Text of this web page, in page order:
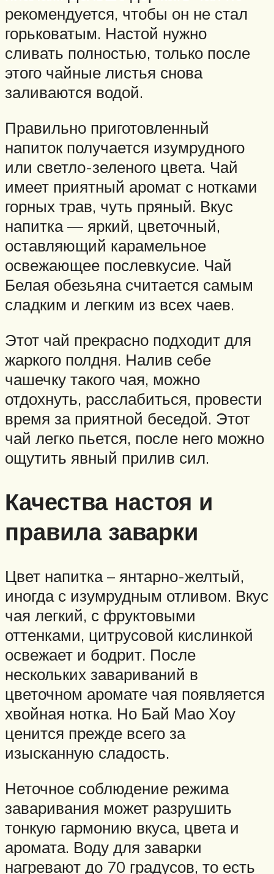
рекомендуется, чтобы он не стал
горьковатым. Настой нужно
сливать полностью, только после
этого чайные листья снова
заливаются водой.
Правильно приготовленный
напиток получается изумрудного
или светло-зеленого цвета. Чай
имеет приятный аромат с нотками
горных трав, чуть пряный. Вкус
напитка — яркий, цветочный,
оставляющий карамельное
освежающее послевкусие. Чай
Белая обезьяна считается самым
сладким и легким из всех чаев.
Этот чай прекрасно подходит для
жаркого полдня. Налив себе
чашечку такого чая, можно
отдохнуть, расслабиться, провести
время за приятной беседой. Этот
чай легко пьется, после него можно
ощутить явный прилив сил.
Качества настоя и
правила заварки
Цвет напитка – янтарно-желтый,
иногда с изумрудным отливом. Вкус
чая легкий, с фруктовыми
оттенками, цитрусовой кислинкой
освежает и бодрит. После
нескольких завариваний в
цветочном аромате чая появляется
хвойная нотка. Но Бай Мао Хоу
ценится прежде всего за
изысканную сладость.
Неточное соблюдение режима
заваривания может разрушить
тонкую гармонию вкуса, цвета и
аромата. Воду для заварки
нагревают до 70 градусов, то есть